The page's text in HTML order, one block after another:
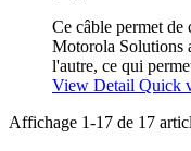
Ce câble permet de
Motorola Solutions
l'autre, ce qui
View Detail Quick
Affichage 1-17 de 17